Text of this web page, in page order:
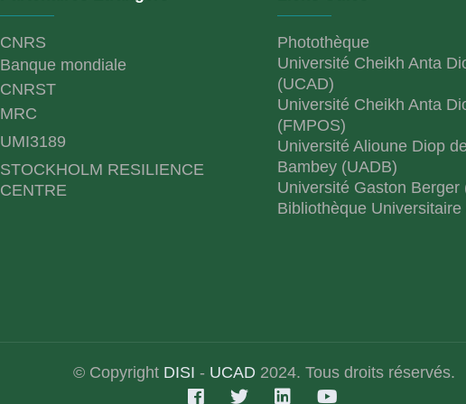
CNRS
Banque mondiale
CNRST
MRC
UMI3189
STOCKHOLM RESILIENCE
CENTRE
Photothèque
Université Cheikh Anta
(UCAD)
Université Cheikh Anta
(FMPOS)
Université Alioune Diop
Bambey (UADB)
Université Gaston Berger
Bibliothèque Universitaire
© Copyright DISI - UCAD 2024. Tous droits réservés.